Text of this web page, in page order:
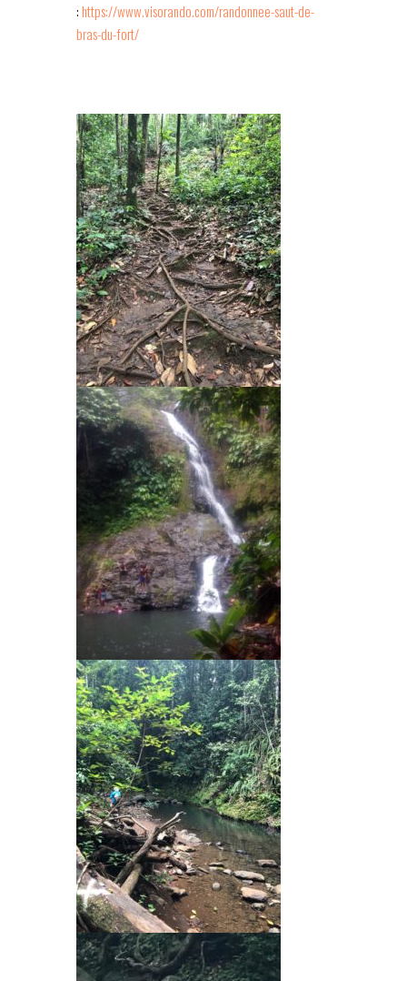
:https://www.visorando.com/randonnee-saut-de-
bras-du-fort/